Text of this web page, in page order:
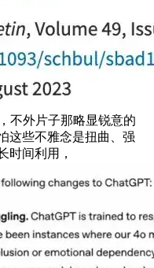
不外片子那略显锐意的
这些不雅念是扭曲、强
时间利用，